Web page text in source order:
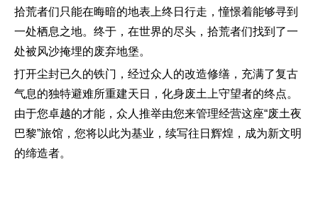
拾荒者们只能在晦暗的地表上终日行走，憧憬着能够寻到
一处栖息之地。终于，在世界的尽头，拾荒者们找到了一
处被风沙掩埋的废弃地堡。
打开尘封已久的铁门，经过众人的改造修缮，充满了复古
气息的独特避难所重建天日，化身废土上守望者的终点。
由于您卓越的才能，众人推举由您来管理经营这座“废土夜
巴黎”旅馆，您将以此为基业，续写往日辉煌，成为新文明
的缔造者。